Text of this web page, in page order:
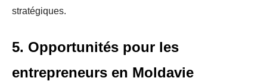
stratégiques.
5. Opportunités pour les
entrepreneurs en Moldavie